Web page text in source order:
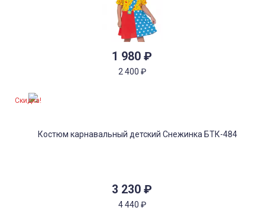
1 980 ₽
2 400 ₽
3 230 ₽
4 440 ₽
Скидка!